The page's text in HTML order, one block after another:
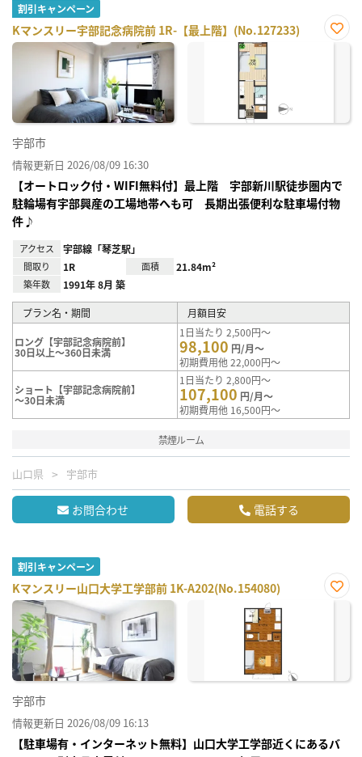
割引キャンペーン
Kマンスリー宇部記念病院前 1R-【最上階】(No.127233)
お気
宇部市
情報更新日 2026/08/09 16:30
【オートロック付・WIFI無料付】最上階 宇部新川駅徒歩圏内で
駐輪場有宇部興産の工場地帯へも可 長期出張便利な駐車場付物
件♪
アクセス 宇部線「琴芝駅」
間取り 1R 面積 21.84m²
築年数 1991年 8月 築
プラン名・期間 月額目安
ロング【宇部記念病院前】
30日以上～360日未満
1日当たり 2,500円～
98,100 円/月～
初期費用他 22,000円～
ショート【宇部記念病院前】
～30日未満
1日当たり 2,800円～
107,100 円/月～
初期費用他 16,500円～
禁煙ルーム
山口県 宇部市
お問合わせ 電話する
割引キャンペーン
Kマンスリー山口大学工学部前 1K-A202(No.154080)
お気
宇部市
情報更新日 2026/08/09 16:13
【駐車場有・インターネット無料】山口大学工学部近くにあるバ